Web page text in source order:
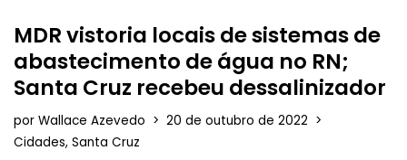
MDR vistoria locais de sistemas de
abastecimento de água no RN;
Santa Cruz recebeu dessalinizador
por Wallace Azevedo
20 de outubro de 2022
Cidades, Santa Cruz